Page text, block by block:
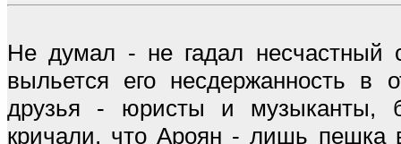
Не думал - не гадал несчастный
выльется его несдержанность в
друзья - юристы и музыканты,
кричали, что Ароян - лишь пешка